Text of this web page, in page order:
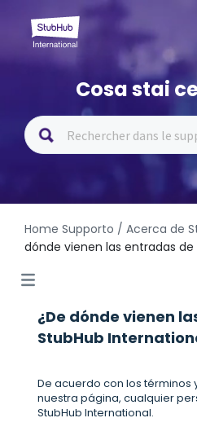
Cosa stai
Home Supporto / Acerca de
dónde vienen las entradas
¿De dónde vienen
StubHub
De acuerdo con los términos
nuestra página, cualquier
StubHub International.